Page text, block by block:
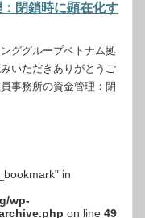
閉鎖時に顕在化す
ググループベトナム拠
いただきありがとうご
事務所の資金管理：閉
in
wp-
on line 49